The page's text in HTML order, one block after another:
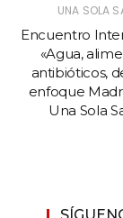
UNA SOLA
Encuentro
«Agua,
antibióticos,
enfoque
Una Sola